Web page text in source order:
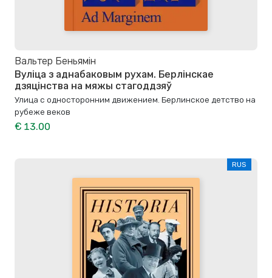
Вальтер Беньямін
Вуліца з аднабаковым рухам. Берлінскае
дзяцінства на мяжы стагоддзяў
Улица с односторонним движением. Берлинское детство на
рубеже веков
€ 13.00
RUS